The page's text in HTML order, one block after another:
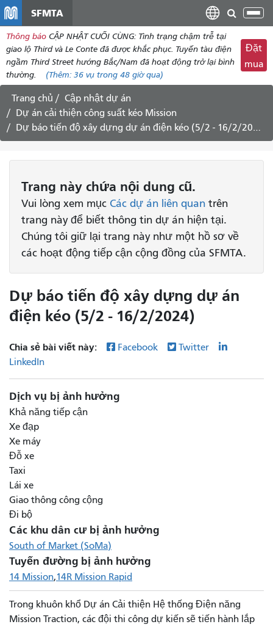
dung
SFMTA
Thông báo CẬP NHẬT CUỐI CÙNG: Tình trạng chậm trễ tại
giao lộ Third và Le Conte đã được khắc phục. Tuyến tàu điện
ngầm Third Street hướng Bắc/Nam đã hoạt động trở lại bình
thường.
(Thêm: 36 vụ trong 48 giờ qua)
Đặt
mua
Trang chủ
Cập nhật dự án
Dự án cải thiện công suất kéo Mission
Dự báo tiến độ xây dựng dự án điện kéo (5/2 - 16/2/2024)
Trang này chứa nội dung cũ.
Vui lòng xem mục Các dự án liên quan trên
trang này để biết thông tin dự án hiện tại.
Chúng tôi giữ lại trang này như một hồ sơ về
các hoạt động tiếp cận cộng đồng của SFMTA.
Dự báo tiến độ xây dựng dự án
điện kéo (5/2 - 16/2/2024)
Chia sẻ bài viết này: Facebook
Twitter
LinkedIn
Dịch vụ bị ảnh hưởng
Khả năng tiếp cận
Xe đạp
Xe máy
Đỗ xe
Taxi
Lái xe
Giao thông công cộng
Đi bộ
Các khu dân cư bị ảnh hưởng
South of Market (SoMa)
Tuyến đường bị ảnh hưởng
14 Mission 14R Mission Rapid
Trong khuôn khổ Dự án Cải thiện Hệ thống Điện năng
Mission Traction, các đội thi công dự kiến ​​sẽ tiến hành lắp